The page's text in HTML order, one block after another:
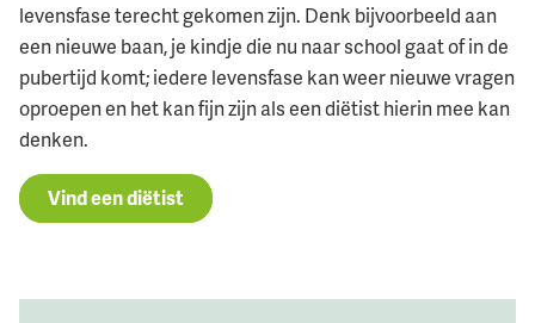
levensfase terecht gekomen zijn. Denk bijvoorbeeld aan
een nieuwe baan, je kindje die nu naar school gaat of in de
pubertijd komt; iedere levensfase kan weer nieuwe vragen
oproepen en het kan fijn zijn als een diëtist hierin mee kan
denken.
Vind een diëtist